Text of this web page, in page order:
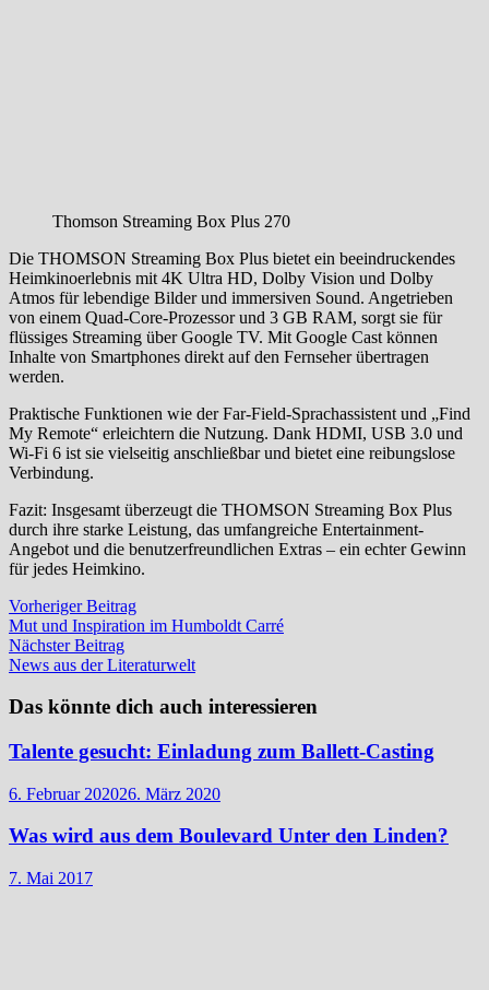
Thomson Streaming Box Plus 270
Die THOMSON Streaming Box Plus bietet ein beeindruckendes
Heimkinoerlebnis mit 4K Ultra HD, Dolby Vision und Dolby
Atmos für lebendige Bilder und immersiven Sound. Angetrieben
von einem Quad-Core-Prozessor und 3 GB RAM, sorgt sie für
flüssiges Streaming über Google TV. Mit Google Cast können
Inhalte von Smartphones direkt auf den Fernseher übertragen
werden.
Praktische Funktionen wie der Far-Field-Sprachassistent und „Find
My Remote“ erleichtern die Nutzung. Dank HDMI, USB 3.0 und
Wi-Fi 6 ist sie vielseitig anschließbar und bietet eine reibungslose
Verbindung.
Fazit: Insgesamt überzeugt die THOMSON Streaming Box Plus
durch ihre starke Leistung, das umfangreiche Entertainment-
Angebot und die benutzerfreundlichen Extras – ein echter Gewinn
für jedes Heimkino.
Beitragsnavigation
Vorheriger BeitragVorheriger
Beitrag:
Mut und Inspiration im Humboldt Carré
Nächster BeitragNächster
Beitrag:
News aus der Literaturwelt
Das könnte dich auch interessieren
Talente gesucht: Einladung zum Ballett-Casting
6. Februar 202026. März 2020
Was wird aus dem Boulevard Unter den Linden?
7. Mai 2017